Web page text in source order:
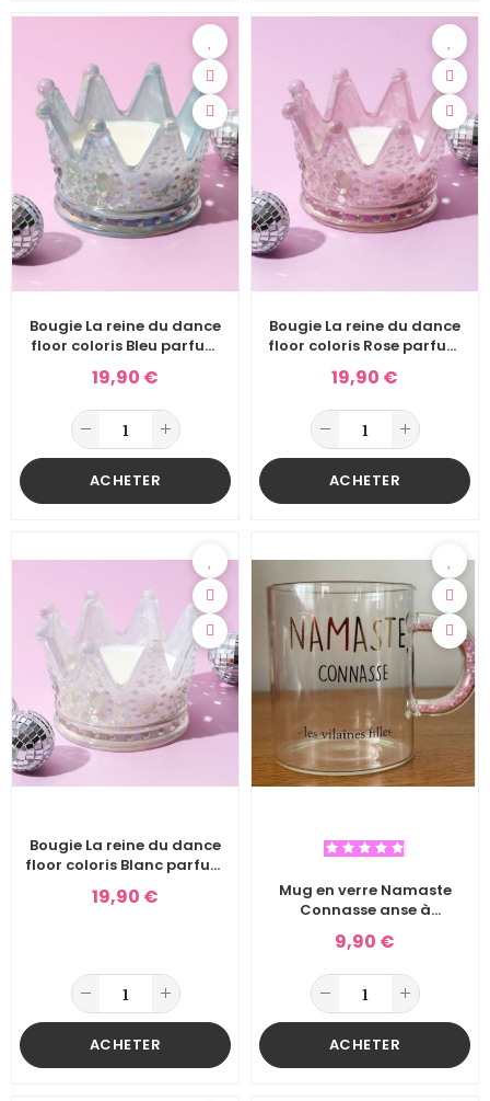
Bougie La reine du dance
floor coloris Bleu parfum
19,90 €
ACHETER
Bougie La reine du dance
floor coloris Rose parfum
19,90 €
ACHETER
Bougie La reine du dance
floor coloris Blanc parfum
19,90 €
ACHETER
Mug en verre Namaste
Connasse anse à
9,90 €
ACHETER